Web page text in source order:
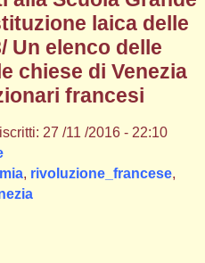
laica delle
Un elenco delle
chiese di Venezia
francesi
27 /11 /2016 - 22:10
, rivoluzione_francese,